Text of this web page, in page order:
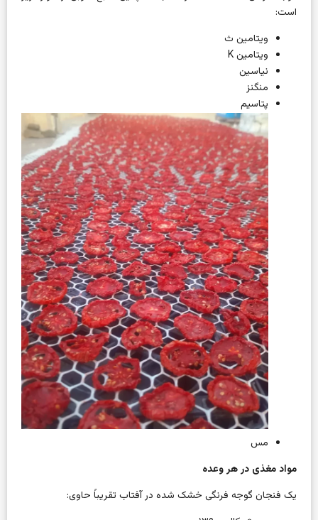
است:
ویتامین ث
ویتامین K
نیاسین
منگنز
پتاسیم
مس
مواد مغذی در هر وعده
یک فنجان گوجه فرنگی خشک شده در آفتاب تقریباً حاوی: